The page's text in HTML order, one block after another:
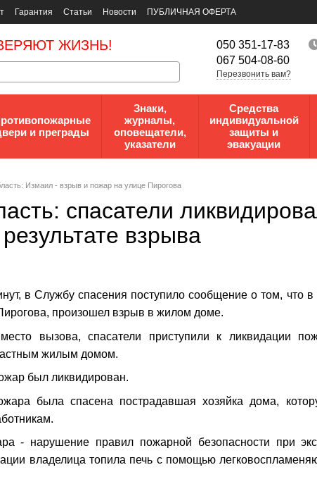
Гарантия Статьи Новости
ПУБЛИЧНАЯ ОФЕРТА
ЖИЗНЬ!
050 351-17-83
067 504-08-60
Перезвонить вам?
и преграды
Знаки,
журналы,
оповещатели,
указатели
Средства
индивидуальной
защиты и
эвакуации
Измаил - взрыв и пожар на улице Пирогова
спасатели
взрыва
в Службу спасения поступило сообщение о том, что в
произошел взрыв в жилом доме.
вызова, спасатели приступили к ликвидации
жилым домом.
был ликвидирован.
была спасена пострадавшая хозяйка дома,
- нарушение правил пожарной безопасности при
владелица топила печь с помощью